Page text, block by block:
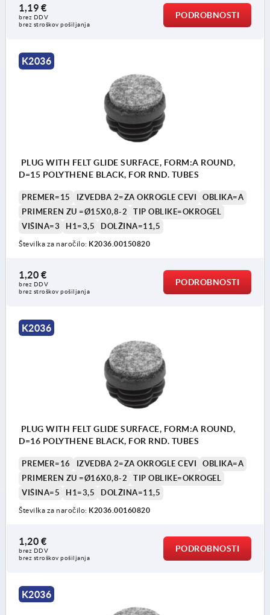
1,19 €
brez DDV
brez stroškov pošiljanja
PODROBNOSTI
K2036
PLUG WITH FELT GLIDE SURFACE, FORM:A ROUND,
D=15 POLYTHENE BLACK, FOR RND. TUBES
PREMER=15 IZVEDBA 2=ZA OKROGLE CEVI
OBLIKA=A
PRIMEREN ZU =Ø15X0,8-2
TIP OBLIKE=OKROGEL
VIŠINA=3
H1=3,5 DOLŽINA=11,5
Številka za naročilo: K2036.00150820
1,20 €
brez DDV
brez stroškov pošiljanja
PODROBNOSTI
K2036
PLUG WITH FELT GLIDE SURFACE, FORM:A ROUND,
D=16 POLYTHENE BLACK, FOR RND. TUBES
PREMER=16 IZVEDBA 2=ZA OKROGLE CEVI
OBLIKA=A
PRIMEREN ZU =Ø16X0,8-2
TIP OBLIKE=OKROGEL
VIŠINA=5
H1=3,5 DOLŽINA=11,5
Številka za naročilo: K2036.00160820
1,20 €
brez DDV
brez stroškov pošiljanja
PODROBNOSTI
K2036